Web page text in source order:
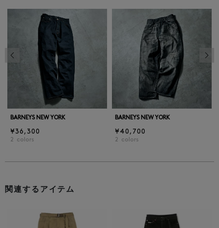
BARNEYS NEW YORK
¥36,300
2 colors
BARNEYS NEW YORK
¥40,700
2 colors
前の画像
関連するアイテム